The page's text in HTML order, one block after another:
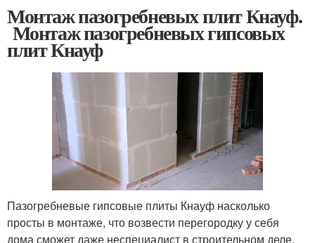
Монтаж пазогребневых плит Кнауф.
Монтаж пазогребневых гипсовых
плит Кнауф
Пазогребневые гипсовые плиты Кнауф насколько
просты в монтаже, что возвести перегородку у себя
дома сможет даже неспециалист в строительном деле.